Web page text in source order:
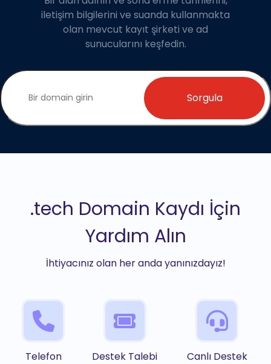
iletişim bilgilerini ve suanda kullanmakta
olan mevcut kayıt şirketi ve ad
sunucularını keşfedin.
Sorgula
.tech Domain Kaydı İçin
Yardım Alın
İhtiyacınız olan her anda yanınızdayız!
Telefon Destek Talebi Canlı Destek